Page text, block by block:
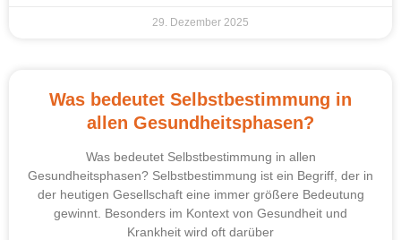
29. Dezember 2025
Was bedeutet Selbstbestimmung in
allen Gesundheitsphasen?
Was bedeutet Selbstbestimmung in allen
Gesundheitsphasen? Selbstbestimmung ist ein Begriff, der in
der heutigen Gesellschaft eine immer größere Bedeutung
gewinnt. Besonders im Kontext von Gesundheit und
Krankheit wird oft darüber